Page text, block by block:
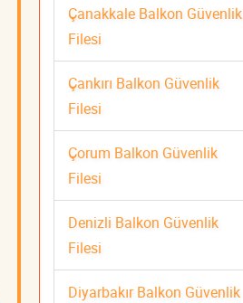
Çanakkale Balkon Güvenlik
Filesi
Çankırı Balkon Güvenlik
Filesi
Çorum Balkon Güvenlik
Filesi
Denizli Balkon Güvenlik
Filesi
Diyarbakır Balkon Güvenlik